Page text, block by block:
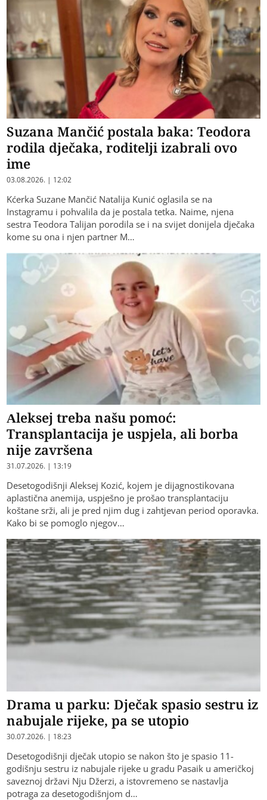
Suzana Mančić postala baka: Teodora
rodila dječaka, roditelji izabrali ovo
ime
03.08.2026. | 12:02
Kćerka Suzane Mančić Natalija Kunić oglasila se na
Instagramu i pohvalila da je postala tetka. Naime, njena
sestra Teodora Talijan porodila se i na svijet donijela dječaka
kome su ona i njen partner M…
Aleksej treba našu pomoć:
Transplantacija je uspjela, ali borba
nije završena
31.07.2026. | 13:19
Desetogodišnji Aleksej Kozić, kojem je dijagnostikovana
aplastična anemija, uspješno je prošao transplantaciju
koštane srži, ali je pred njim dug i zahtjevan period oporavka.
Kako bi se pomoglo njegov…
Drama u parku: Dječak spasio sestru iz
nabujale rijeke, pa se utopio
30.07.2026. | 18:23
Desetogodišnji dječak utopio se nakon što je spasio 11-
godišnju sestru iz nabujale rijeke u gradu Pasaik u američkoj
saveznoj državi Nju Džerzi, a istovremeno se nastavlja
potraga za desetogodišnjom d…